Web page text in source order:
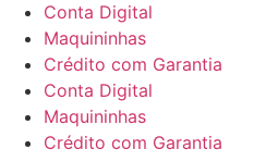
Conta Digital
Maquininhas
Crédito com Garantia
Conta Digital
Maquininhas
Crédito com Garantia